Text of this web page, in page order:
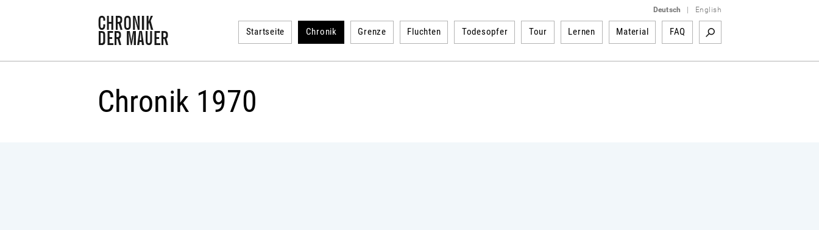
Deutsch English
Startseite Chronik Grenze Fluchten Todesopfer Tour Lernen Material FAQ
Chronik 1970